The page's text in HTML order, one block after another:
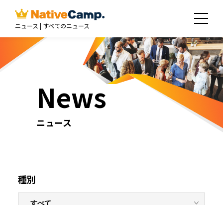
ニュース | すべてのニュース
News
ニュース
種別